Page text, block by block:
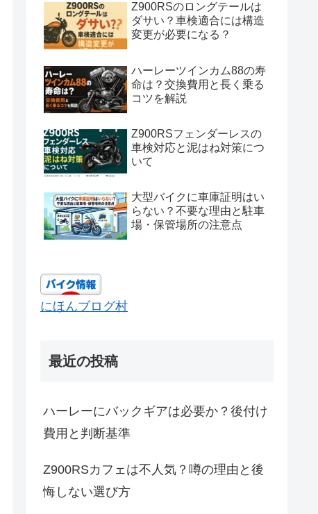
Z900RSのロングテールは
ダサい？車検適合には構造
変更が必要になる？
ハーレーツインカム88の寿
命は？交換費用と長く乗る
コツを解説
Z900RSフェンダーレスの
車検対応と泥はね対策につ
いて
大型バイクに車庫証明はい
らない？不要な理由と駐車
場・保管場所の注意点
にほんブログ村
最近の投稿
ハーレーにバックギアは必要か？後付け
費用と判断基準
Z900RSカフェは不人気？噂の理由と後
悔しない選び方